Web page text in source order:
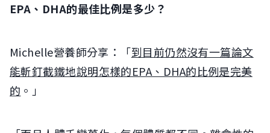
EPA、DHA的最佳比例是多少？
Michelle營養師分享：「到目前仍然沒有一篇論文
能斬釘截鐵地說明怎樣的EPA、DHA的比例是完美
的 。」